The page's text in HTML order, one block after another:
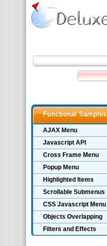
Functional Samples
AJAX Menu
Javascript API
Cross Frame Menu
Popup Menu
Highlighted Items
Scrollable Submenus
CSS Javascript Menu
Objects Overlapping
Filters and Effects